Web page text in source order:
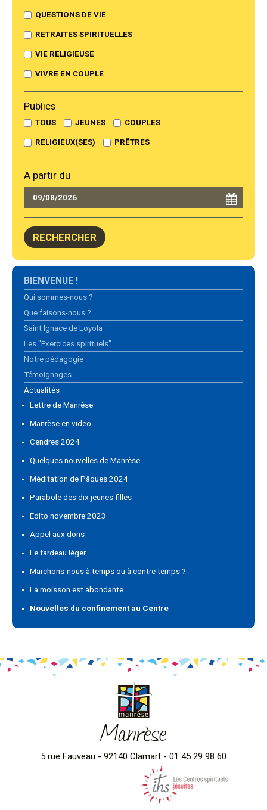
QUESTIONS DE VIE
RETRAITES SPIRITUELLES
VIE RELIGIEUSE
VIVRE EN COUPLE
Publics
TOUS JEUNES COUPLES
RELIGIEUX(SES) PRÊTRES
A partir du
Navigation
BIENVENUE !
Qui sommes-nous ?
Que faisons-nous ?
Saint Ignace de Loyola
Les "Exercices spirituels"
Notre pédagogie
Témoignages
Actualités
Lettre de Manrèse
Manrèse en video
Cendres 2024
Quelques nouvelles de Manrèse
Méditation de Pâques 2024
Parabole des dix jeunes filles
Edito novembre 2023
Appel aux dons
Le fardeau léger
Marchons-nous à temps ou à contre temps ?
La moisson est abondante
Nouvelles du confinement au Centre
Manrèse
5 rue Fauveau - 92140 Clamart - 01 45 29 98 60